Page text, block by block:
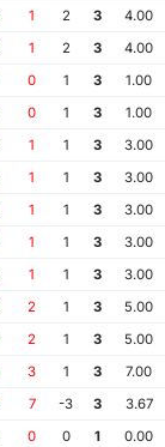
1 2 3
4.00
1 2 3
4.00
0 1 3
1.00
0 1 3
1.00
1 1 3
3.00
1 1 3
3.00
1 1 3
3.00
1 1 3
3.00
1 1 3
3.00
2 1 3
5.00
2 1 3
5.00
3 1 3
7.00
7 -3 3
3.67
0 0 1
0.00